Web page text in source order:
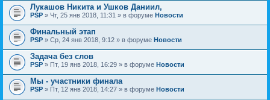
Лукашов Никита и Ушков Даниил,
PSP » Чт, 25 янв 2018, 11:31 » в форуме Новости
Финальный этап
PSP » Ср, 24 янв 2018, 9:12 » в форуме Новости
Задача без слов
PSP » Пт, 19 янв 2018, 16:29 » в форуме Новости
Мы - участники финала
PSP » Пт, 12 янв 2018, 14:27 » в форуме Новости